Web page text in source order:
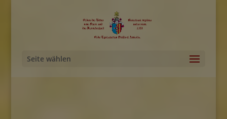
Seite wählen